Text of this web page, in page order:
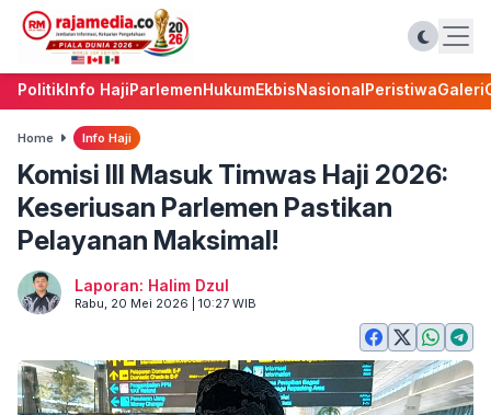
PolitikInfo HajiParlemenHukumEkbisNasionalPeristiwaGaleri
Home Info Haji
Komisi III Masuk Timwas Haji 2026:
Keseriusan Parlemen Pastikan
Pelayanan Maksimal!
Laporan: Halim Dzul
Rabu, 20 Mei 2026 | 10:27 WIB